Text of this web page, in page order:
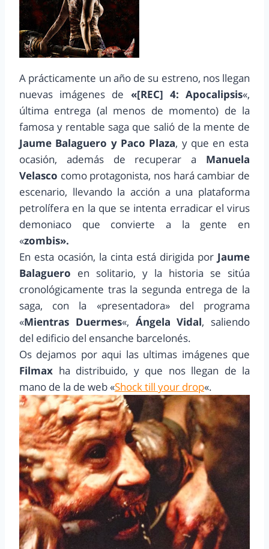
A prácticamente un año de su estreno, nos llegan
nuevas imágenes de «[REC] 4: Apocalipsis«,
última entrega (al menos de momento) de la
famosa y rentable saga que salió de la mente de
Jaume Balaguero y Paco Plaza, y que en esta
ocasión, además de recuperar a Manuela
Velasco como protagonista, nos hará cambiar de
escenario, llevando la acción a una plataforma
petrolífera en la que se intenta erradicar el virus
demoniaco que convierte a la gente en
«zombis».
En esta ocasión, la cinta está dirigida por Jaume
Balaguero en solitario, y la historia se sitúa
cronológicamente tras la segunda entrega de la
saga, con la «presentadora» del programa
«Mientras Duermes«, Ángela Vidal, saliendo
del edificio del ensanche barcelonés.
Os dejamos por aqui las ultimas imágenes que
Filmax ha distribuido, y que nos llegan de la
mano de la de web «Shock till your drop«.